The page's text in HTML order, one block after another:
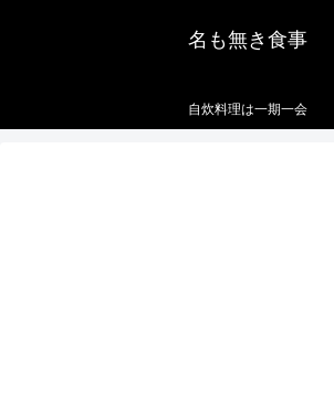
名も無き食事
自炊料理は一期一会